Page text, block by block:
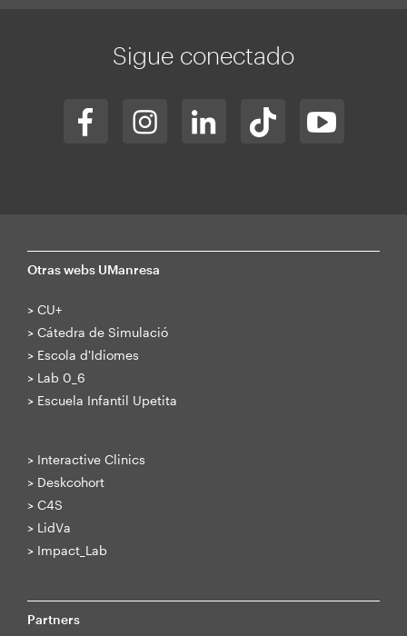
Sigue conectado
Otras webs UManresa
> CU+
> Cátedra de Simulació
> Escola d'Idiomes
> Lab 0_6
> Escuela Infantil Upetita
> Interactive Clinics
> Deskcohort
> C4S
> LidVa
> Impact_Lab
Partners